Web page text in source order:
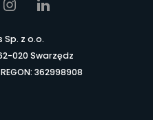
Sp. z o.o.
020 Swarzędz
362998908